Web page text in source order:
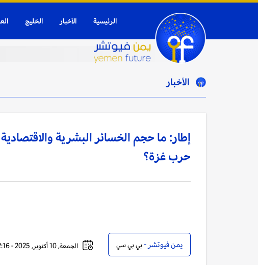
الرئيسية الأخبار الخليج
الأخبار
إطار: ما حجم الخسائر البشرية
حرب غزة؟
يمن فيوتشر -بي بي سي الجمعة, 10 أكتوبر, 2025 - 12:16 صباحاً